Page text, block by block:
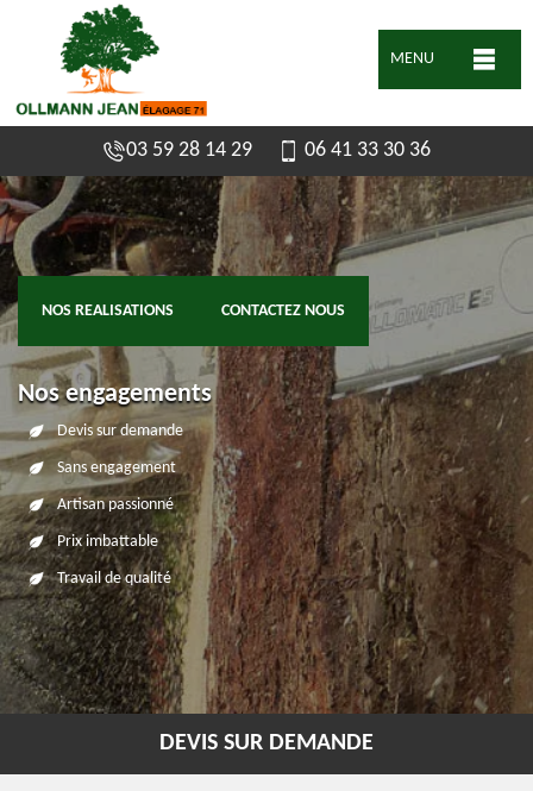
MENU
03 59 28 14 29 06 41 33 30 36
NOS REALISATIONS CONTACTEZ NOUS
Nos engagements
Devis sur demande
Sans engagement
Artisan passionné
Prix imbattable
Travail de qualité
DEVIS SUR DEMANDE